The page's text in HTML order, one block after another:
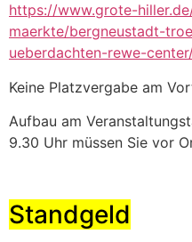
https://www.grote-
maerkte/bergneustadt-
ueberdachten-rewe-
Keine Platzvergabe am
Aufbau am
9.30 Uhr müssen Sie vor
Standgeld